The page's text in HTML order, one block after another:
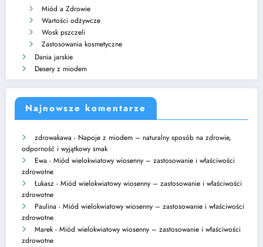
Miód a Zdrowie
Wartości odżywcze
Wosk pszczeli
Zastosowania kosmetyczne
Dania jarskie
Desery z miodem
Najnowsze komentarze
zdrowakawa - Napoje z miodem – naturalny sposób na zdrowie,
odporność i wyjątkowy smak
Ewa - Miód wielokwiatowy wiosenny – zastosowanie i właściwości
zdrowotne
Łukasz - Miód wielokwiatowy wiosenny – zastosowanie i właściwości
zdrowotne
Paulina - Miód wielokwiatowy wiosenny – zastosowanie i właściwości
zdrowotne
Marek - Miód wielokwiatowy wiosenny – zastosowanie i właściwości
zdrowotne